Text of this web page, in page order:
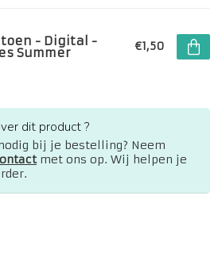
- Digital -
Summer €1,50
dit product ?
bij je bestelling? Neem
met ons op. Wij helpen je